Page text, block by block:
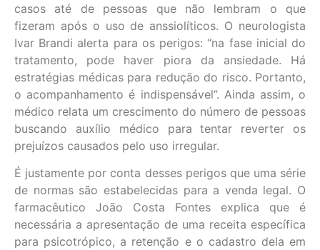
casos até de pessoas que não lembram o que
fizeram após o uso de anssiolíticos. O neurologista
Ivar Brandi alerta para os perigos: “na fase inicial do
tratamento, pode haver piora da ansiedade. Há
estratégias médicas para redução do risco. Portanto,
o acompanhamento é indispensável”. Ainda assim, o
médico relata um crescimento do número de pessoas
buscando auxílio médico para tentar reverter os
prejuízos causados pelo uso irregular.
É justamente por conta desses perigos que uma série
de normas são estabelecidas para a venda legal. O
farmacêutico João Costa Fontes explica que é
necessária a apresentação de uma receita específica
para psicotrópico, a retenção e o cadastro dela em